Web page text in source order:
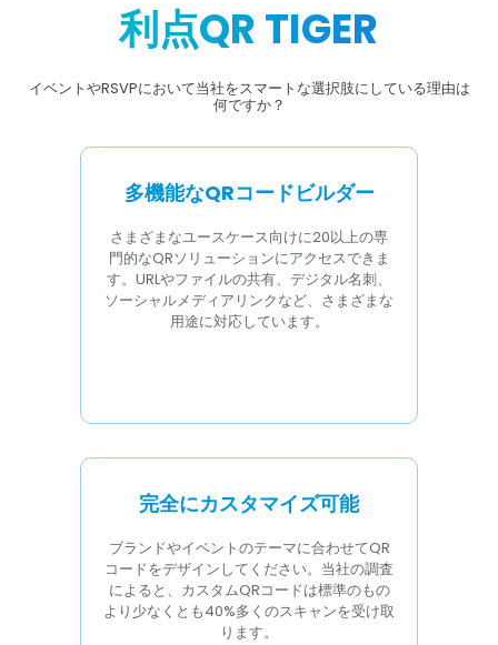
利点QR TIGER
イベントやRSVPにおいて当社をスマートな選択肢にしている理由は
何ですか？
多機能なQRコードビルダー
さまざまなユースケース向けに20以上の専
門的なQRソリューションにアクセスできま
す。URLやファイルの共有、デジタル名刺、
ソーシャルメディアリンクなど、さまざまな
用途に対応しています。
完全にカスタマイズ可能
ブランドやイベントのテーマに合わせてQR
コードをデザインしてください。当社の調査
によると、カスタムQRコードは標準のもの
より少なくとも40%多くのスキャンを受け取
ります。